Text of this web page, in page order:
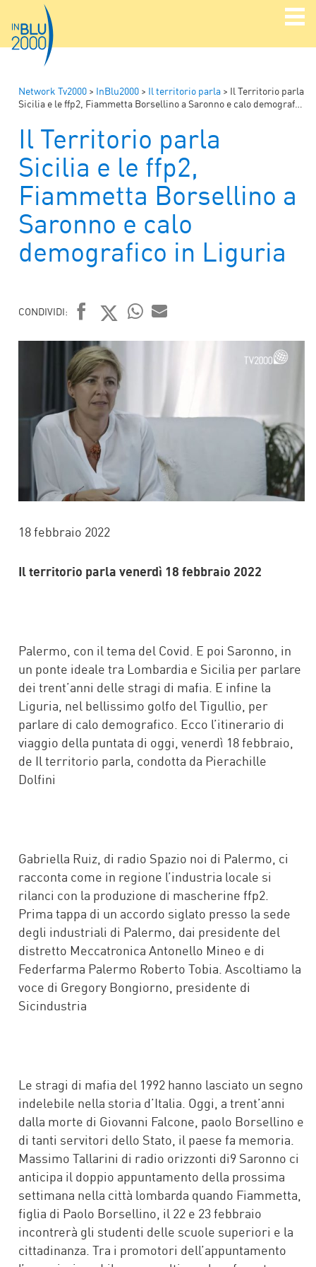
Network Tv2000 > InBlu2000 > Il territorio parla > Il Territorio parla
Sicilia e le ffp2, Fiammetta Borsellino a Saronno e calo demografico in Liguria
Il Territorio parla
Sicilia e le ffp2,
Fiammetta Borsellino a
Saronno e calo
demografico in Liguria
CONDIVIDI:
FACEBOOK
TWITTER
WHATSAPP
MAIL
18 febbraio 2022
Il territorio parla venerdì 18 febbraio 2022
Palermo, con il tema del Covid. E poi Saronno, in
un ponte ideale tra Lombardia e Sicilia per parlare
dei trent’anni delle stragi di mafia. E infine la
Liguria, nel bellissimo golfo del Tigullio, per
parlare di calo demografico. Ecco l’itinerario di
viaggio della puntata di oggi, venerdì 18 febbraio,
de Il territorio parla, condotta da Pierachille
Dolfini
Gabriella Ruiz, di radio Spazio noi di Palermo, ci
racconta come in regione l’industria locale si
rilanci con la produzione di mascherine ffp2.
Prima tappa di un accordo siglato presso la sede
degli industriali di Palermo, dai presidente del
distretto Meccatronica Antonello Mineo e di
Federfarma Palermo Roberto Tobia. Ascoltiamo la
voce di Gregory Bongiorno, presidente di
Sicindustria
Le stragi di mafia del 1992 hanno lasciato un segno
indelebile nella storia d’Italia. Oggi, a trent’anni
dalla morte di Giovanni Falcone, paolo Borsellino e
di tanti servitori dello Stato, il paese fa memoria.
Massimo Tallarini di radio orizzonti di9 Saronno ci
anticipa il doppio appuntamento della prossima
settimana nella città lombarda quando Fiammetta,
figlia di Paolo Borsellino, il 22 e 23 febbraio
incontrerà gli studenti delle scuole superiori e la
cittadinanza. Tra i promotori dell’appuntamento